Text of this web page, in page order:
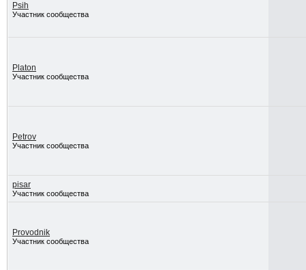
Psih
Участник сообщества
Platon
Участник сообщества
Petrov
Участник сообщества
pisar
Участник сообщества
Provodnik
Участник сообщества